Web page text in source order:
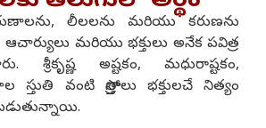
గుణాలను, లీలలను మరియు కరుణను
ఆచార్యులు మరియు భక్తులు అనేక పవిత్ర
శ్రీకృష్ణ అష్టకం, మధురాష్టకం,
స్తుతి వంటి స్తోత్రాలు భక్తులచే నిత్యం